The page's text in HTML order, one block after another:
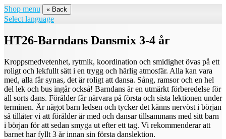
Shop menu « Back
Select language
HT26-Barndans Dansmix 3-4 år
Kroppsmedvetenhet, rytmik, koordination och smidighet övas på ett
roligt och lekfullt sätt i en trygg och härlig atmosfär. Alla kan vara
med, alla får synas, det är roligt att dansa. Sång, ramsor och en hel
del lek och bus ingår också! Barndans är en utmärkt förberedelse för
all sorts dans. Förälder får närvara på första och sista lektionen under
terminen. Är något barn ledsen och tycker det känns nervöst i början
så tillåter vi att förälder är med och dansar tillsammans med sitt barn
i början för att sedan smyga ut efter ett tag. Vi rekommenderar att
barnet har fyllt 3 år innan sin första danslektion.